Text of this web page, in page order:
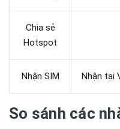
Chia sẻ
Hotspot
Nhận SIM Nhận tại
So sánh các